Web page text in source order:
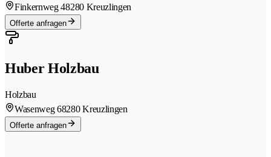
Finkernweg 48280 Kreuzlingen
Offerte anfragen
Huber Holzbau
Holzbau
Wasenweg 68280 Kreuzlingen
Offerte anfragen